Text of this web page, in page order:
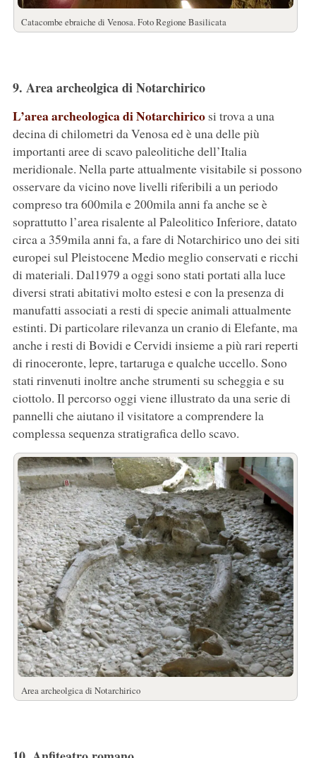
Catacombe ebraiche di Venosa. Foto Regione Basilicata
9. Area archeolgica di Notarchirico
L’area archeologica di Notarchiricosi trova a una
decina di chilometri da Venosa ed è una delle più
importanti aree di scavo paleolitiche dell’Italia
meridionale. Nella parte attualmente visitabile si possono
osservare da vicino nove livelli riferibili a un periodo
compreso tra 600mila e 200mila anni fa anche se è
soprattutto l’area risalente al Paleolitico Inferiore, datato
circa a 359mila anni fa, a fare di Notarchirico uno dei siti
europei sul Pleistocene Medio meglio conservati e ricchi
di materiali. Dal1979 a oggi sono stati portati alla luce
diversi strati abitativi molto estesi e con la presenza di
manufatti associati a resti di specie animali attualmente
estinti. Di particolare rilevanza un cranio di Elefante, ma
anche i resti di Bovidi e Cervidi insieme a più rari reperti
di rinoceronte, lepre, tartaruga e qualche uccello. Sono
stati rinvenuti inoltre anche strumenti su scheggia e su
ciottolo. Il percorso oggi viene illustrato da una serie di
pannelli che aiutano il visitatore a comprendere la
complessa sequenza stratigrafica dello scavo.
Area archeolgica di Notarchirico